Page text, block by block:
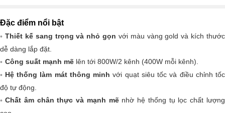
Đặc điểm nổi bật
Thiết kế sang trọng và nhỏ gọn với màu vàng gold và kích thước
dễ dàng lắp đặt.
Công suất mạnh mẽ lên tới 800W/2 kênh (400W mỗi kênh).
Hệ thống làm mát thông minh với quạt siêu tốc và điều chỉnh tốc
độ tự động.
Chất âm chân thực và mạnh mẽnhờ hệ thống tụ lọc chất lượng